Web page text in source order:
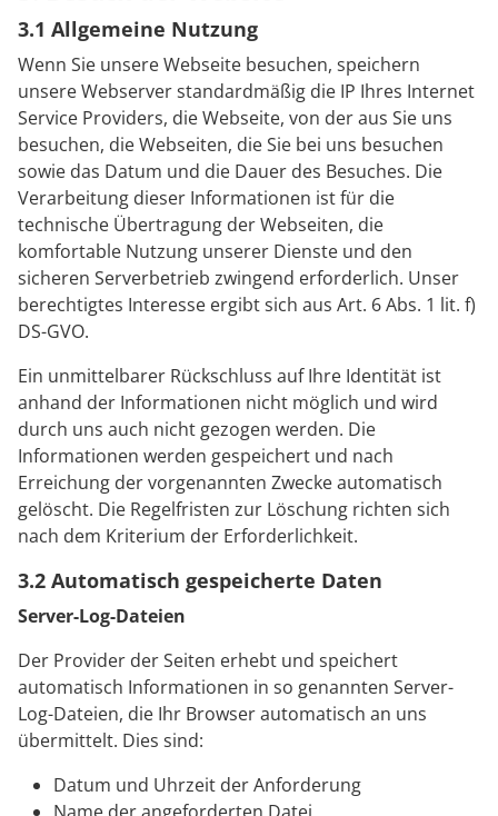
3.1 Allgemeine Nutzung
Wenn Sie unsere Webseite besuchen, speichern
unsere Webserver standardmäßig die IP Ihres Internet
Service Providers, die Webseite, von der aus Sie uns
besuchen, die Webseiten, die Sie bei uns besuchen
sowie das Datum und die Dauer des Besuches. Die
Verarbeitung dieser Informationen ist für die
technische Übertragung der Webseiten, die
komfortable Nutzung unserer Dienste und den
sicheren Serverbetrieb zwingend erforderlich. Unser
berechtigtes Interesse ergibt sich aus Art. 6 Abs. 1 lit. f)
DS-GVO.
Ein unmittelbarer Rückschluss auf Ihre Identität ist
anhand der Informationen nicht möglich und wird
durch uns auch nicht gezogen werden. Die
Informationen werden gespeichert und nach
Erreichung der vorgenannten Zwecke automatisch
gelöscht. Die Regelfristen zur Löschung richten sich
nach dem Kriterium der Erforderlichkeit.
3.2 Automatisch gespeicherte Daten
Server-Log-Dateien
Der Provider der Seiten erhebt und speichert
automatisch Informationen in so genannten Server-
Log-Dateien, die Ihr Browser automatisch an uns
übermittelt. Dies sind:
Datum und Uhrzeit der Anforderung